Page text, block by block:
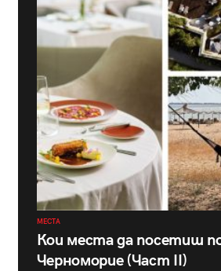
МЕСТА
Кои места да посетиш
Черноморие (Част II)